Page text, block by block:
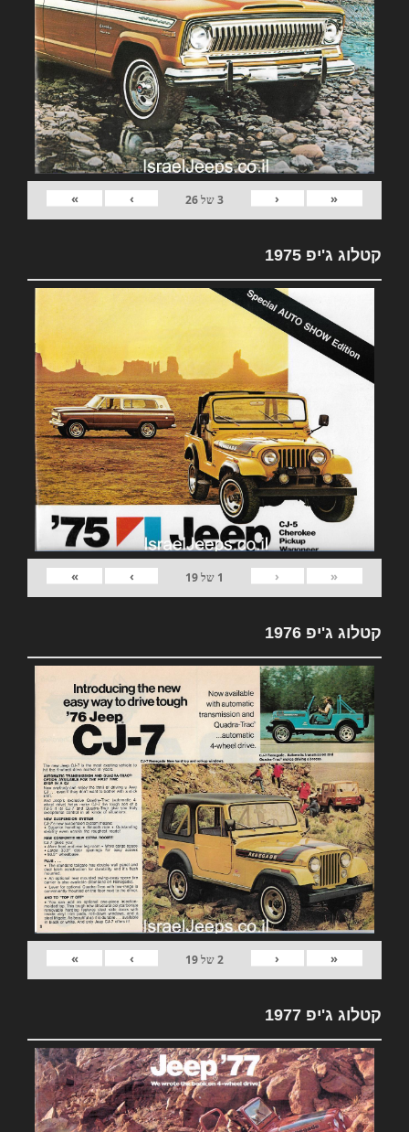
«
‹
3של26
›
»
קטלוג ג'יפ 1975
«
‹
1 של19
›
»
קטלוג ג'יפ 1976
«
‹
2של19
›
»
קטלוג ג'יפ 1977